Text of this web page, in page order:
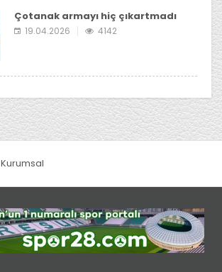
Çotanak armayı hiç çıkartmadı
19.04.2026 4142
Kurumsal